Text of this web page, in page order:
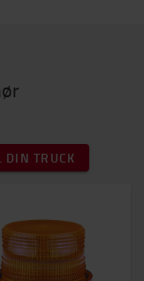
DIN TRUCK